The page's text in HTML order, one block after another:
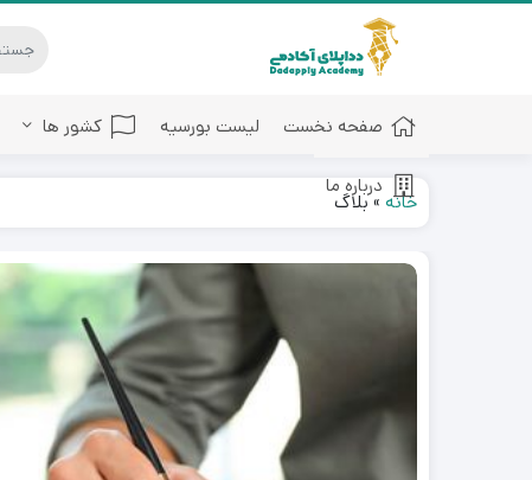
صفحه نخست لیست بورسیه کشور ها
درباره ما
خانه »بلاگ